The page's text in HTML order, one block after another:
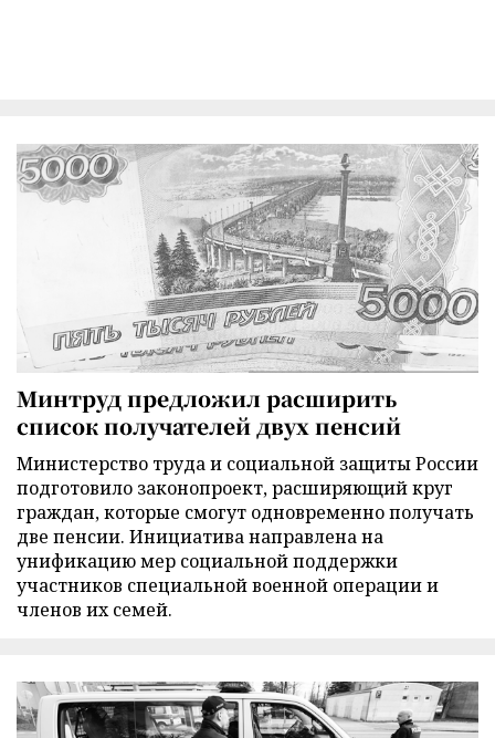
Минтруд предложил расширить
список получателей двух пенсий
Министерство труда и социальной защиты России
подготовило законопроект, расширяющий круг
граждан, которые смогут одновременно получать
две пенсии. Инициатива направлена на
унификацию мер социальной поддержки
участников специальной военной операции и
членов их семей.